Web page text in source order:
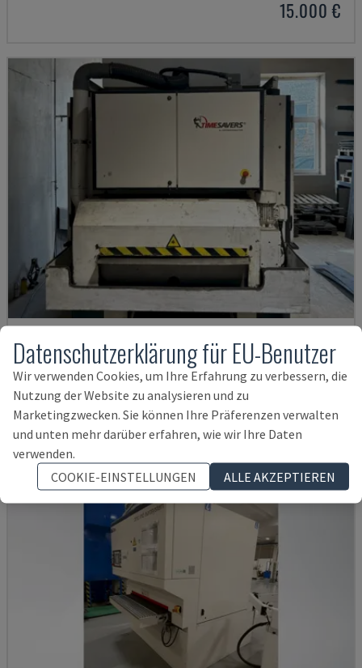
15.000 €
41SERIE 900 WRD N
TIMESAVERS - ENTGRATUNGSMASCHINE
17.000 €
Datenschutzerklärung für EU-Benutzer
Wir verwenden Cookies, um Ihre Erfahrung zu verbessern, die
Nutzung der Website zu analysieren und zu
Marketingzwecken. Sie können Ihre Präferenzen verwalten
und unten mehr darüber erfahren, wie wir Ihre Daten
verwenden.
COOKIE-EINSTELLUNGEN
ALLE AKZEPTIEREN